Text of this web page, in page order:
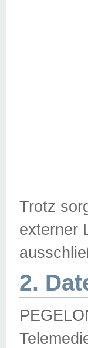
Trotz
externer
2.